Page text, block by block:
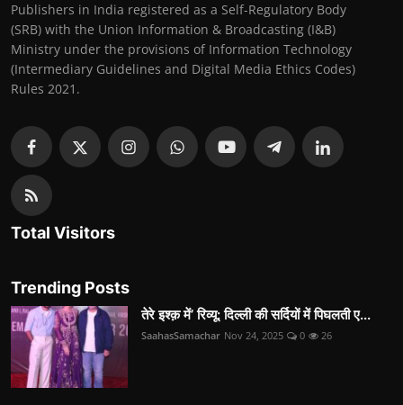
Publishers in India registered as a Self-Regulatory Body
(SRB) with the Union Information & Broadcasting (I&B)
Ministry under the provisions of Information Technology
(Intermediary Guidelines and Digital Media Ethics Codes)
Rules 2021.
Total Visitors
Trending Posts
तेरे इश्क़ में’ रिव्यू: दिल्ली की सर्दियों में पिघलती ए...
SaahasSamachar Nov 24, 2025 0 26